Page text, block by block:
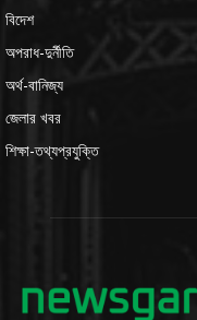
বিদেশ
অপরাধ-দুর্নীতি
অর্থ-বানিজ্য
জেলার খবর
শিক্ষা-তথ্যপ্রযুক্তি